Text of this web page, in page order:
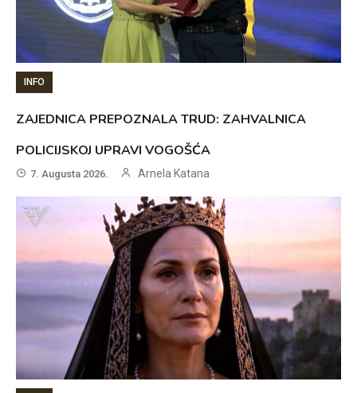
INFO
ZAJEDNICA PREPOZNALA TRUD: ZAHVALNICA
POLICIJSKOJ UPRAVI VOGOŠĆA
7. Augusta 2026. Arnela Katana